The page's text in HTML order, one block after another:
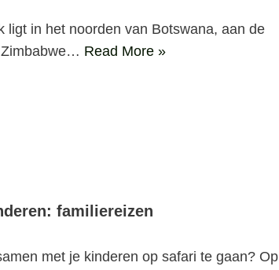
ligt in het noorden van Botswana, aan de
Read More »
familiereizen
met je kinderen op safari te gaan? Op